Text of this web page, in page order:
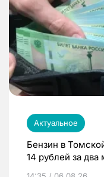
Актуальное
Бензин в
14 рублей за два